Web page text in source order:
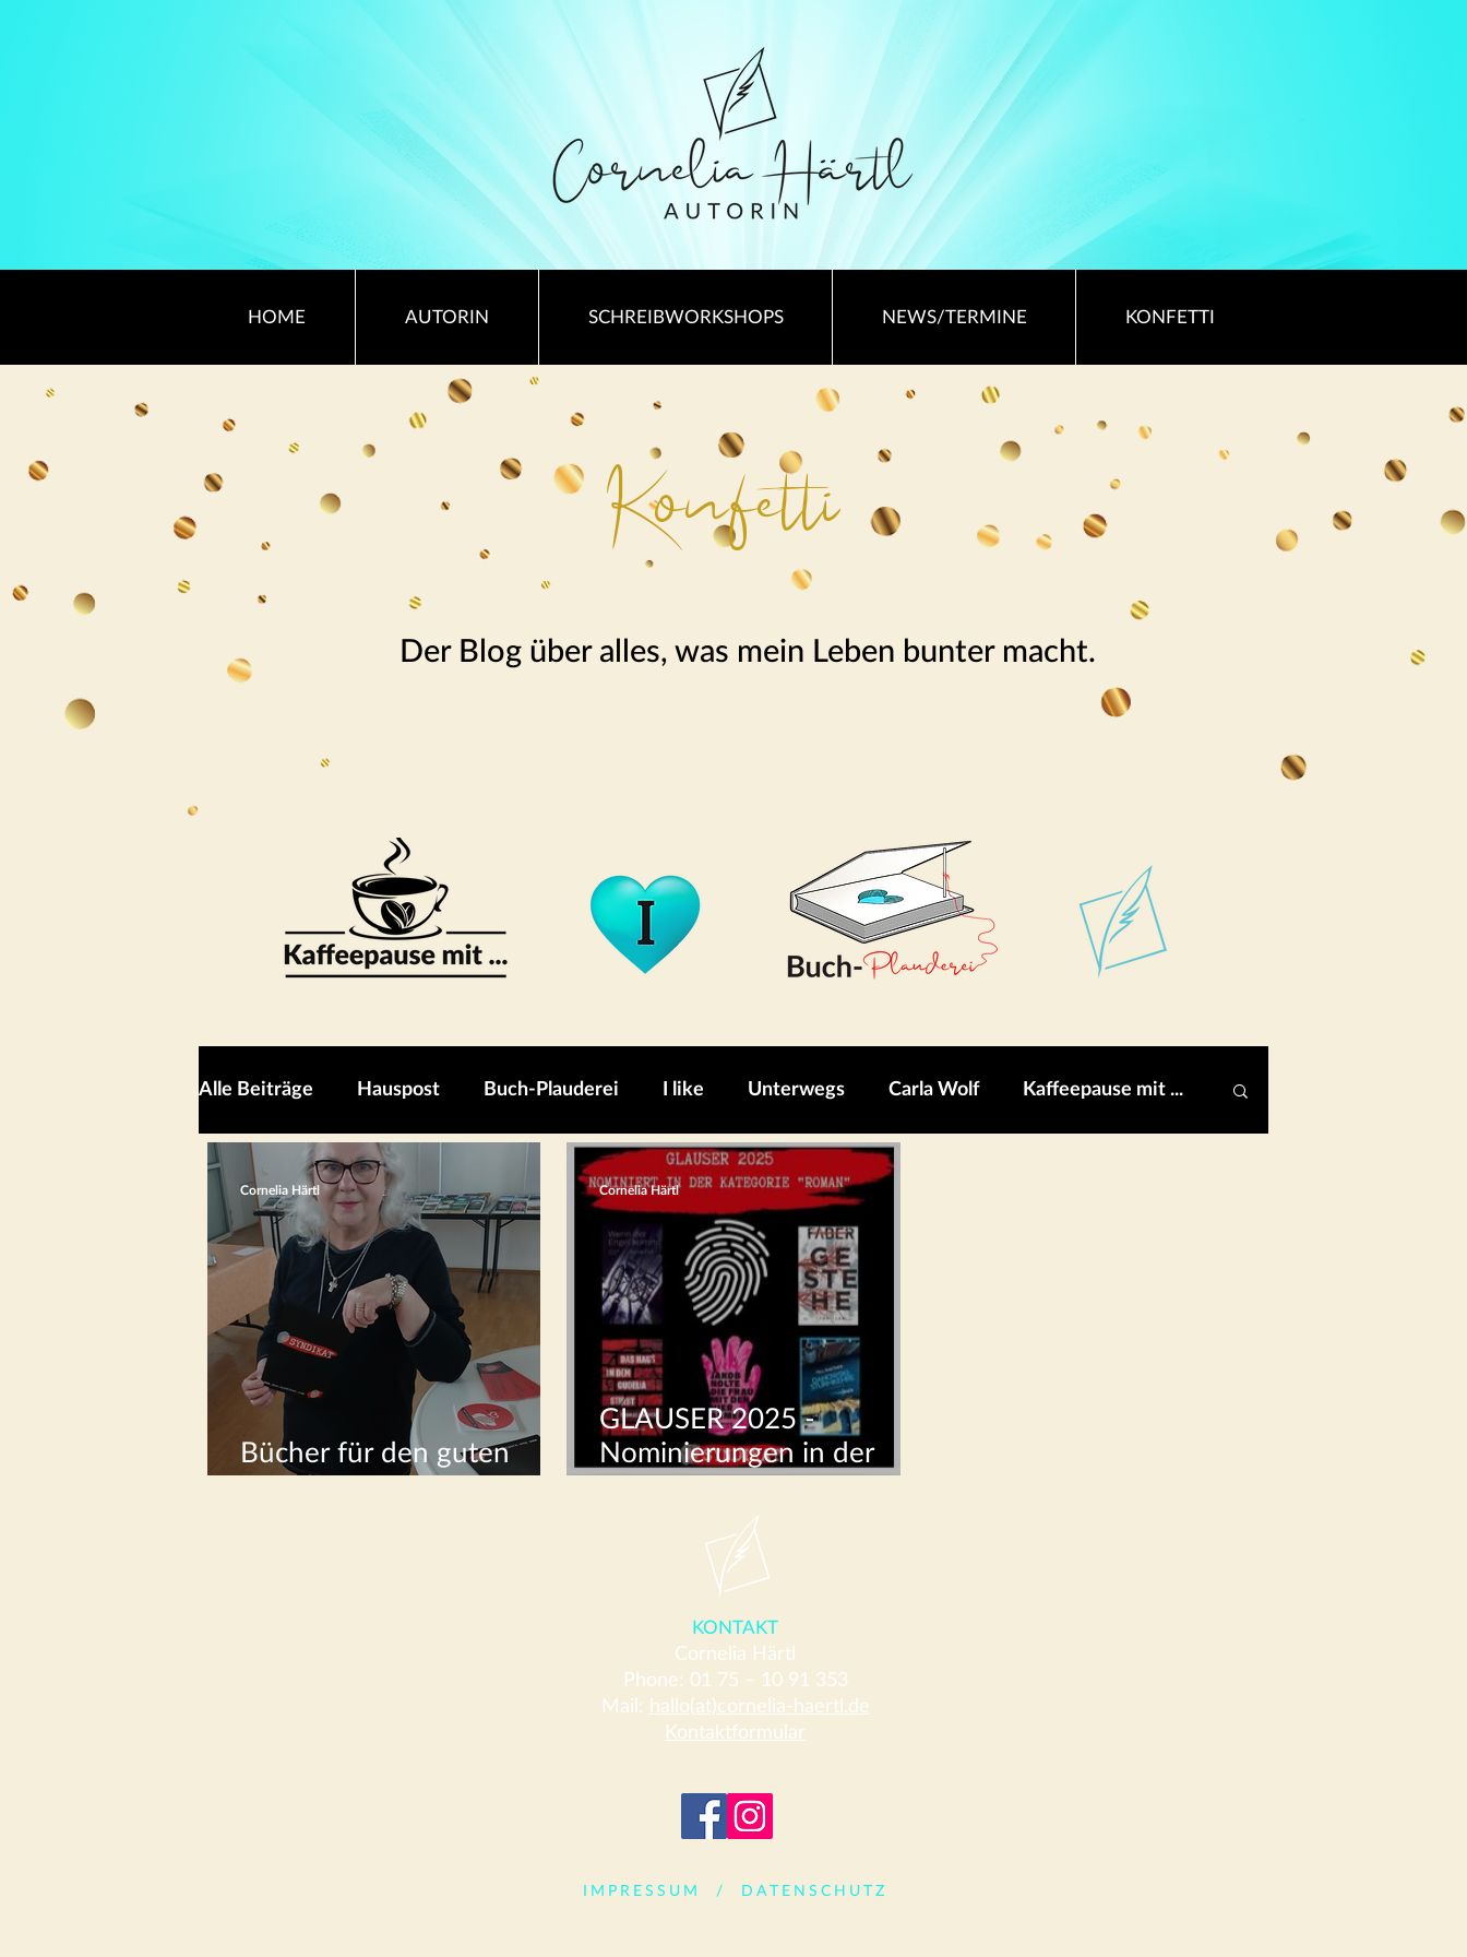
HOME AUTORIN SCHREIBWORKSHOPS NEWS/TERMINE KONFETTI
Konfetti
Der Blog über alles, was mein Leben bunter macht.
Alle Beiträge Hauspost Buch-Plauderei I like Unterwegs Carla Wolf Kaffeepause mit ...
Bücher für den guten
Cornelia Härtl
GLAUSER 2025 -
Nominierungen in der
Cornelia Härtl
KONTAKT
Cornelia Härtl
Phone: 01 75 – 10 91 353
Mail: hallo(at)cornelia-haertl.de
Kontaktformular
IMPRESSUM / DATENSCHUTZ